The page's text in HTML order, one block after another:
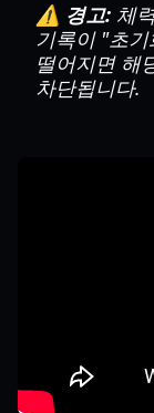
⚠️ 경고: 체
기록이 "초
떨어지면 해
차단됩니다.